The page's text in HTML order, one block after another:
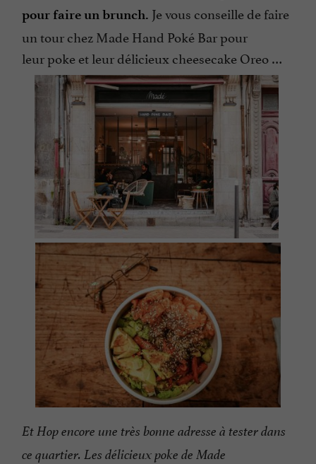
pour faire un brunch. Je vous conseille de faire
un tour chez Made Hand Poké Bar pour
leur poke et leur délicieux cheesecake Oreo …
Et Hop encore une très bonne adresse à tester dans
ce quartier. Les délicieux poke de Made